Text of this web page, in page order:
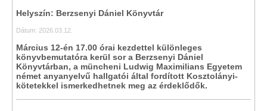
Helyszín: Berzsenyi Dániel Könyvtár
Dátum: 2026.03.12.
Március 12-én 17.00 órai kezdettel különleges
könyvbemutatóra kerül sor a Berzsenyi Dániel
Könyvtárban, a müncheni Ludwig Maximilians Egyetem
német anyanyelvű hallgatói által fordított Kosztolányi-
kötetekkel ismerkedhetnek meg az érdeklődők.